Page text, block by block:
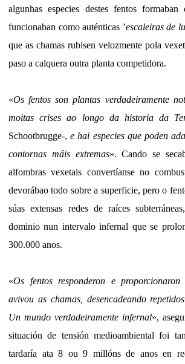
algunhas especies destes fentos formaban
funcionaban como auténticas ’escaleiras de
que as chamas rubisen velozmente pola
paso a calquera outra planta competidora.
«Os fentos son plantas verdadeiramente
moitas crises ao longo da historia da
Schootbrugge-,e hai especies que poden
contornas máis extremas». Cando se
alfombras vexetais convertíanse no
devorábao todo sobre a superficie, pero o
súas extensas redes de raíces
dominio nun intervalo infernal que se
300.000 anos.
«Os fentos responderon e
avivou as chamas, desencadeando
Un mundo verdadeiramente infernal»,
situación de tensión medioambiental foi
tardaría ata 8 ou 9 millóns de anos en